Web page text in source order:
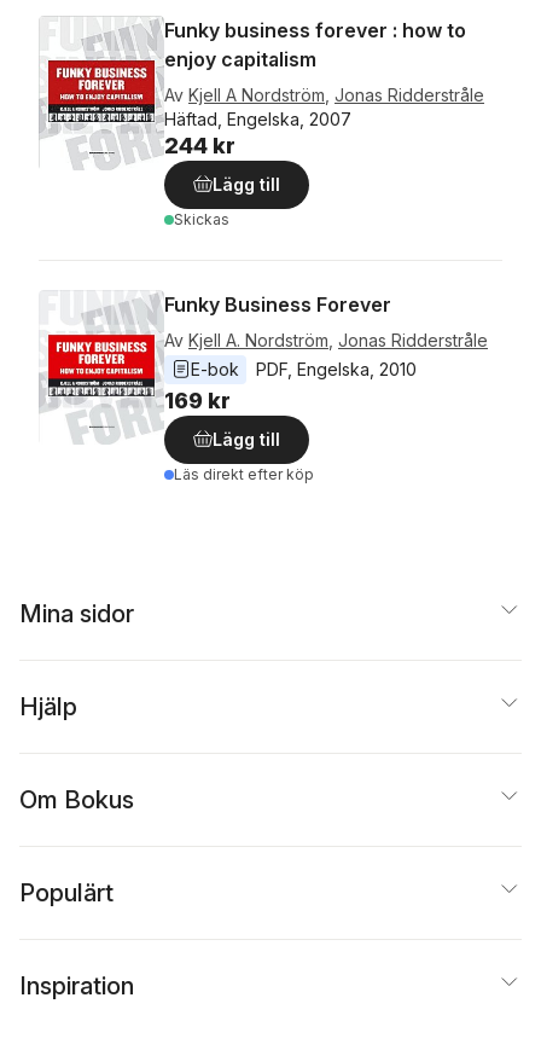
Funky business forever : how to
enjoy capitalism
Av Kjell A Nordström Jonas Ridderstråle
Häftad, Engelska, 2007
244 kr
Lägg till
Skickas
Funky Business Forever
Av Kjell A. Nordström Jonas Ridderstråle
E-bok
PDF Engelska 2010
169 kr
Lägg till
Läs direkt efter köp
Mina sidor
Hjälp
Om Bokus
Populärt
Inspiration